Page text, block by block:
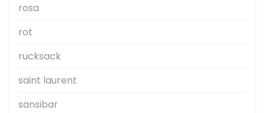
rosa
rot
rucksack
saint laurent
sansibar